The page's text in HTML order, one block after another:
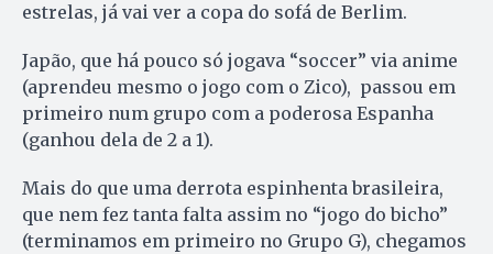
estrelas, já vai ver a copa do sofá de Berlim.
Japão, que há pouco só jogava “soccer” via anime
(aprendeu mesmo o jogo com o Zico), passou em
primeiro num grupo com a poderosa Espanha
(ganhou dela de 2 a 1).
Mais do que uma derrota espinhenta brasileira,
que nem fez tanta falta assim no “jogo do bicho”
(terminamos em primeiro no Grupo G), chegamos